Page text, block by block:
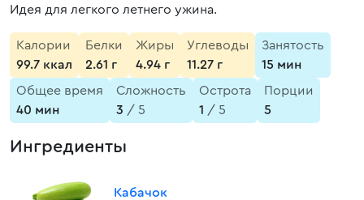
Идея для легкого летнего ужина.
Калории
99.7 ккал
Белки
2.61 г
Жиры
4.94 г
Углеводы
11.27 г
Занятость
15 мин
Общее время
40 мин
Сложность
3 / 5
Острота
1 / 5
Порции
5
Ингредиенты
Кабачок